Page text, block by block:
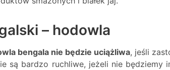
– hodowla
bengala nie będzie uciążliwa, jeśli
są bardzo ruchliwe, jeżeli nie będziemy